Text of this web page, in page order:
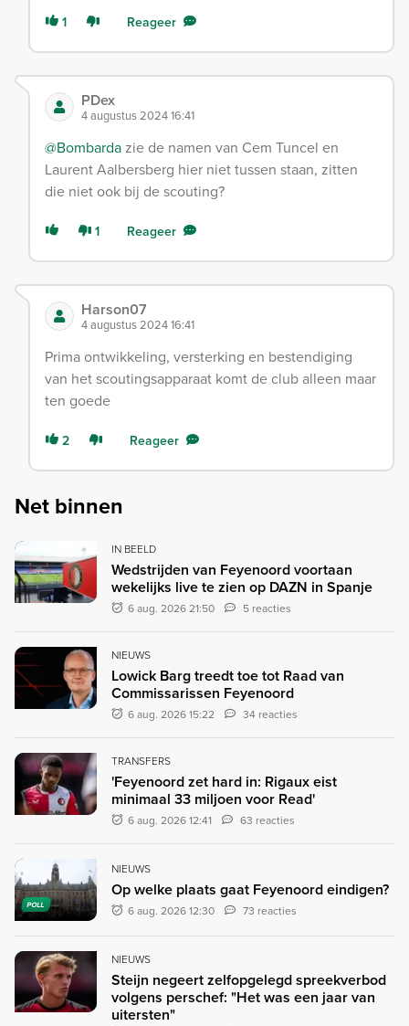
1 Reageer
PDex
4 augustus 2024 16:41
@Bombardazie de namen van Cem Tuncel en
Laurent Aalbersberg hier niet tussen staan, zitten
die niet ook bij de scouting?
1 Reageer
Harson07
4 augustus 2024 16:41
Prima ontwikkeling, versterking en bestendiging
van het scoutingsapparaat komt de club alleen maar
ten goede
2 Reageer
Net binnen
IN BEELD
Wedstrijden van Feyenoord voortaan
wekelijks live te zien op DAZN in Spanje
6 aug. 2026 21:50 5 reacties
NIEUWS
Lowick Barg treedt toe tot Raad van
Commissarissen Feyenoord
6 aug. 2026 15:22 34 reacties
TRANSFERS
'Feyenoord zet hard in: Rigaux eist
minimaal 33 miljoen voor Read'
6 aug. 2026 12:41 63 reacties
POLL
NIEUWS
Op welke plaats gaat Feyenoord eindigen?
6 aug. 2026 12:30 73 reacties
NIEUWS
Steijn negeert zelfopgelegd spreekverbod
volgens perschef: "Het was een jaar van
uitersten"